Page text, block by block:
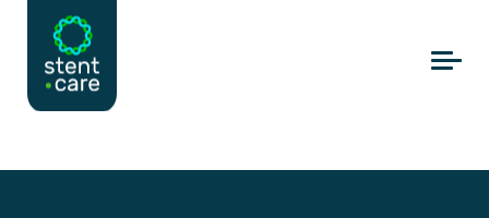
Skip to main content